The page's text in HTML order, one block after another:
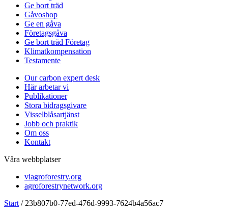
Ge bort träd
Gåvoshop
Ge en gåva
Företagsgåva
Ge bort träd Företag
Klimatkompensation
Testamente
Our carbon expert desk
Här arbetar vi
Publikationer
Stora bidragsgivare
Visselblåsartjänst
Jobb och praktik
Om oss
Kontakt
Våra webbplatser
viagroforestry.org
agroforestrynetwork.org
Start / 23b807b0-77ed-476d-9993-7624b4a56ac7